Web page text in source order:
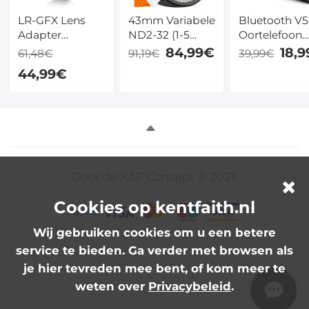
LR-GFX Lens
Adapter
Handmatige
Focus
Compatibele
61,48€
44,99€
43mm Variabele
ND2-32 (1-5
Stops) &
Circulair
91,19€ 84,99€
Bluetooth
Oortelefoon
met CVC8.0
Handsfree
39,99€
Cookies op kentfaith.nl
Wij gebruiken cookies om u een betere
service te bieden. Ga verder met browsen als
je hier tevreden mee bent, of kom meer te
weten over Privacybeleid.